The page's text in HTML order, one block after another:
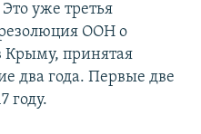
уже третья
ООН о
Крыму, принятая
два года. Первые две
году.